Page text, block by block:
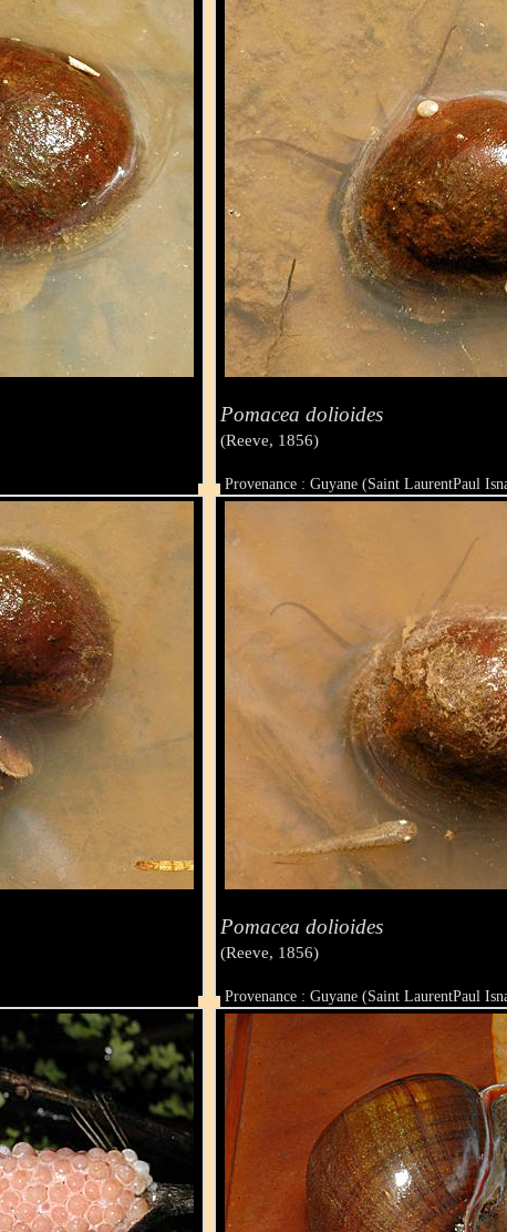
Pomacea dolioides
(Reeve, 1856)
Provenance : Guyane (Saint LaurentPaul
Taille :
Pomacea dolioides
(Reeve, 1856)
Provenance : Guyane (Saint LaurentPaul
Taille :